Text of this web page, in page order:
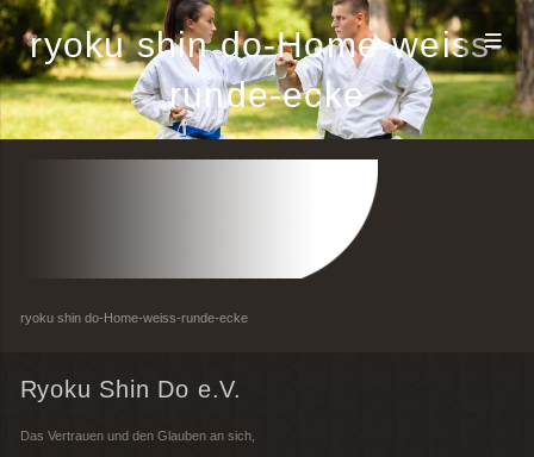
ryoku shin do-Home-weiss-
runde-ecke
ryoku shin do-Home-weiss-runde-ecke
Ryoku Shin Do e.V.
Das Vertrauen und den Glauben an sich,